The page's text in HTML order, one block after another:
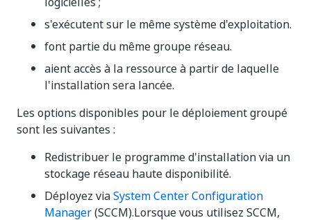
s'exécutent sur le même système d'exploitation.
font partie du même groupe réseau.
aient accès à la ressource à partir de laquelle
l'installation sera lancée.
Les options disponibles pour le déploiement groupé
sont les suivantes :
Redistribuer le programme d'installation via un
stockage réseau haute disponibilité.
Déployez viaSystem Center Configuration
Manager(SCCM).Lorsque vous utilisez SCCM,